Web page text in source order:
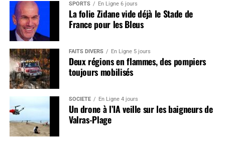
SPORTS En Ligne 6 jours
La folie Zidane vide déjà le Stade de
France pour les Bleus
FAITS DIVERS En Ligne 5 jours
Deux régions en flammes, des pompiers
toujours mobilisés
SOCIÉTÉ En Ligne 4 jours
Un drone à l’IA veille sur les baigneurs de
Valras-Plage